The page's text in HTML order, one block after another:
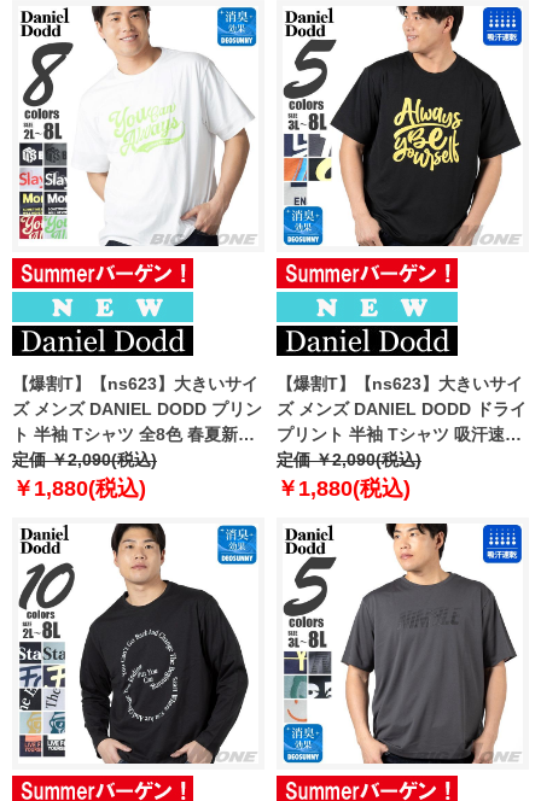
【爆割T】【ns623】大きいサイ
ズ メンズ DANIEL DODD プリン
ト 半袖 Tシャツ 全8色 春夏新作
azt-2602pt4 【fre】
定価 ￥2,090(税込)
￥1,880(税込)
【爆割T】【ns623】大きいサイ
ズ メンズ DANIEL DODD ドライ
プリント 半袖 Tシャツ 吸汗速乾
春夏新作 azt-2602dry1 【fre】
定価 ￥2,090(税込)
￥1,880(税込)